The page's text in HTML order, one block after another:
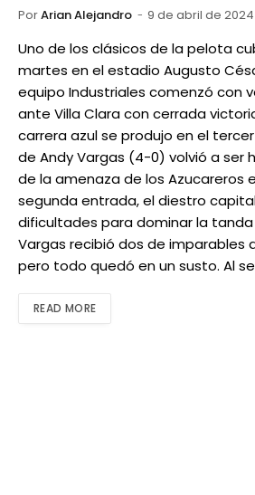
PorArian Alejandro 9 de abril de 2024
Uno de los clásicos de la pelota
martes en el estadio Augusto
equipo Industriales comenzó con
ante Villa Clara con cerrada
carrera azul se produjo en el
de Andy Vargas (4-0) volvió a ser
de la amenaza de los Azucareros
segunda entrada, el diestro
dificultades para dominar la tanda
Vargas recibió dos de imparables
pero todo quedó en un susto. Al
READ MORE